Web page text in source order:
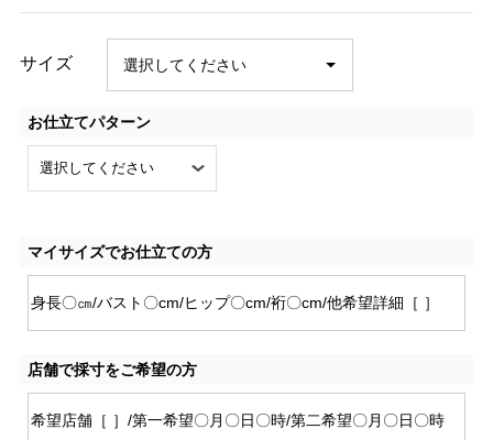
サイズ
お仕立てパターン
マイサイズでお仕立ての方
店舗で採寸をご希望の方